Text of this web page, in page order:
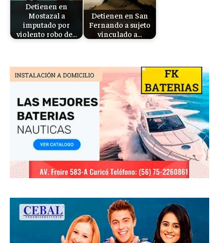
Detienen en
Mostazal a
imputado por
violento robo de…
Detienen en San
Fernando a sujeto
vinculado a…